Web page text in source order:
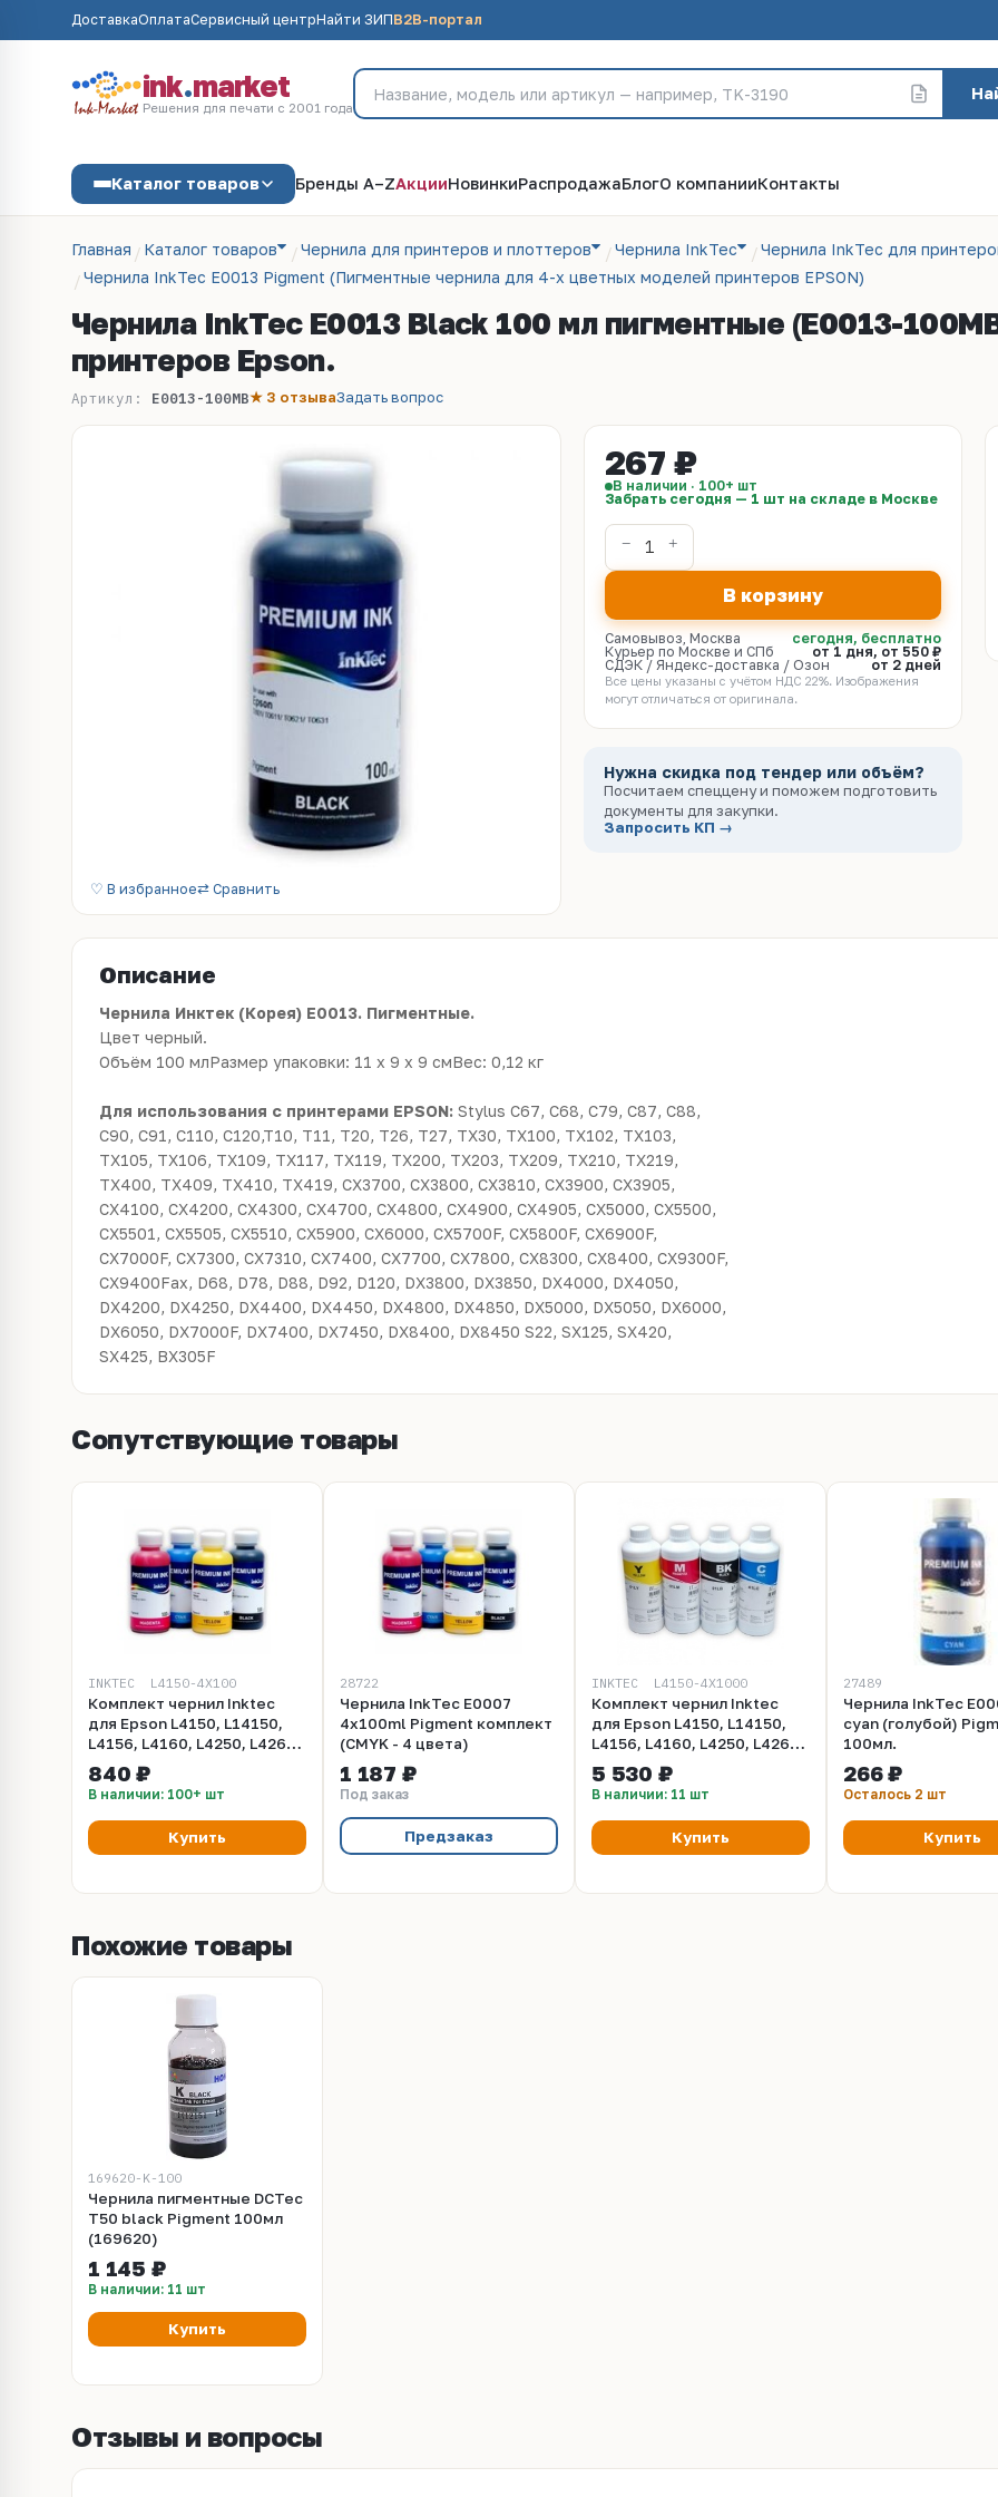
ДоставкаОплатаСервисный центрНайти ЗИПB2B-портал
ink.market
Решения для печати с 2001 года
Каталог товаров Бренды A–ZАкцииНовинкиРаспродажаБлогО компанииКонтакты
Главная Каталог товаров Чернила для принтеров и плоттеров Чернила InkTec
Чернила InkTec для
Чернила InkTec E0013 Pigment (Пигментные чернила для 4-х цветных моделей принтеров EPSON)
Чернила InkTec E0013 Black 100 мл пигментные (E0013-
принтеров Epson.
Артикул: E0013-100MB★ 3 отзываЗадать вопрос
♡ В избранное⇄ Сравнить
267 ₽
В наличии · 100+ шт
Забрать сегодня — 1 шт на складе в Москве
В корзину
Самовывоз, Москва
сегодня, бесплатно
Курьер по Москве и СПб
от 1 дня, от 550 ₽
СДЭК / Яндекс-доставка / Озон
от 2 дней
Все цены указаны с учётом НДС 22%. Изображения
могут отличаться от оригинала.
Нужна скидка под тендер или объём?
Посчитаем спеццену и поможем подготовить
документы для закупки.
Запросить КП →
Описание
Чернила Инктек (Корея) E0013. Пигментные.
Цвет черный.
Объём 100 млРазмер упаковки: 11 x 9 x 9 смВес: 0,12 кг
Для использования с принтерами EPSON: Stylus C67, C68, C79, C87, C88,
C90, C91, C110, C120,T10, T11, T20, T26, T27, TX30, TX100, TX102, TX103,
TX105, TX106, TX109, TX117, TX119, TX200, TX203, TX209, TX210, TX219,
TX400, TX409, TX410, TX419, CX3700, CX3800, CX3810, CX3900, CX3905,
CX4100, CX4200, CX4300, CX4700, CX4800, CX4900, CX4905, CX5000, CX5500,
CX5501, CX5505, CX5510, CX5900, CX6000, CX5700F, CX5800F, CX6900F,
CX7000F, CX7300, CX7310, CX7400, CX7700, CX7800, CX8300, CX8400, CX9300F,
CX9400Fax, D68, D78, D88, D92, D120, DX3800, DX3850, DX4000, DX4050,
DX4200, DX4250, DX4400, DX4450, DX4800, DX4850, DX5000, DX5050, DX6000,
DX6050, DX7000F, DX7400, DX7450, DX8400, DX8450 S22, SX125, SX420,
SX425, BX305F
Сопутствующие товары
INKTEC_ L4150-4X100
Комплект чернил Inktec
для Epson L4150, L14150,
L4156, L4160, L4250, L4260,
L4266, L6160, L6170, L6176,
L6190, L6260, L6270, L6276,
L6290. 4 цвета по 100 мл
840 ₽
В наличии: 100+ шт
Купить
28722
Чернила InkTec E0007
4x100ml Pigment комплект
(CMYK - 4 цвета)
1 187 ₽
Под заказ
Предзаказ
INKTEC_ L4150-4X1000
Комплект чернил Inktec
для Epson L4150, L14150,
L4156, L4160, L4250, L4260,
L4266, L6160, L6170, L6176,
L6190, L6260, L6270, L6276,
L6290. 4 цвета по 1 л
5 530 ₽
В наличии: 11 шт
Купить
27489
Чернила InkTec
cyan (голубой)
100мл.
266 ₽
Осталось 2 шт
Купить
Похожие товары
169620-K-100
Чернила пигментные DCTec
T50 black Pigment 100мл
(169620)
1 145 ₽
В наличии: 11 шт
Купить
Отзывы и вопросы